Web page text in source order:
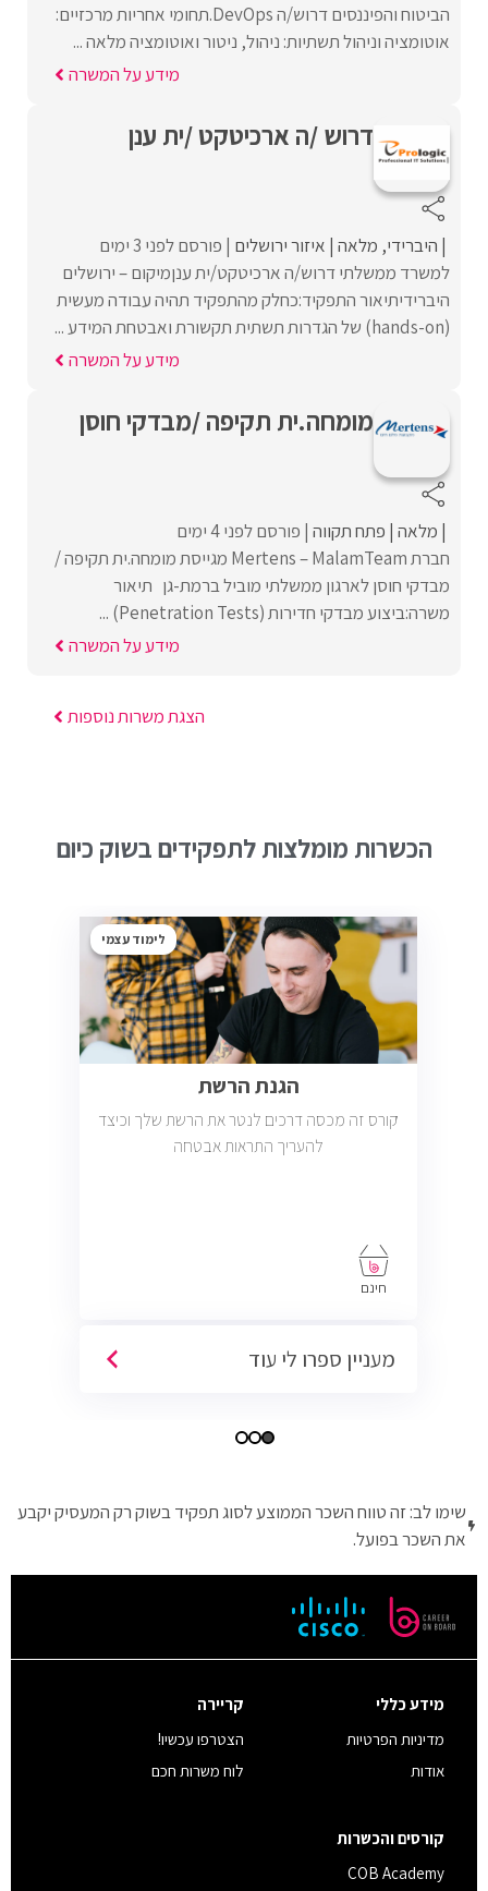
הביטוח והפיננסים דרוש/ה DevOps.תחומי אחריות מרכזיים:
אוטומציה וניהול תשתיות: ניהול, ניטור ואוטומציה מלאה ...
מידע על המשרה
דרוש /ה ארכיטקט /ית ענן
היברידי מלאה איזור ירושלים פורסם לפני 3 ימים
למשרד ממשלתי דרוש/ה ארכיטקט/ית ענןמיקום – ירושלים
היברידיתיאור התפקיד:כחלק מהתפקיד תהיה עבודה מעשית
(hands-on) של הגדרות תשתית תקשורת ואבטחת המידע ...
מידע על המשרה
מומחה.ית תקיפה /מבדקי חוסן
מלאה פתח תקווה פורסם לפני 4 ימים
חברת Mertens – MalamTeam מגייסת מומחה.ית תקיפה /
מבדקי חוסן לארגון ממשלתי מוביל ברמת-גן תיאור
משרה:ביצוע מבדקי חדירות (Penetration Tests) ...
מידע על המשרה
הצגת משרות נוספות
הכשרות מומלצות לתפקידים בשוק כיום
לימוד עצמי
הגנת הרשת
קורס זה מכסה דרכים לנטר את הרשת שלך וכיצד
להעריך התראות אבטחה
חינם
מעניין ספרו לי עוד
שימו לב: זה טווח השכר הממוצע לסוג תפקיד בשוק רק המעסיק יקבע
את השכר בפועל.
מידע כללי
מדיניות הפרטיות
אודות
קריירה
הצטרפו עכשיו!
לוח משרות חכם
קורסים והכשרות
COB Academy